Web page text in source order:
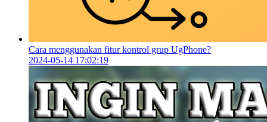
Cara menggunakan fitur kontrol grup UgPhone?
2024-05-14 17:02:19